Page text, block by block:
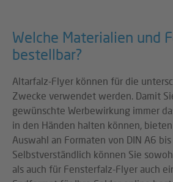
Welche Materialien und
bestellbar?
Altarfalz-Flyer können für die
Zwecke verwendet werden. Damit
gewünschte Werbewirkung immer
in den Händen halten können,
Auswahl an Formaten von DIN A6 bis
Selbstverständlich können Sie
als auch für Fensterfalz-Flyer auch